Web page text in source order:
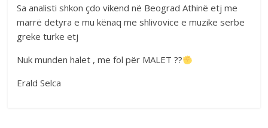
Sa analisti shkon çdo vikend në Beograd Athinë etj me
marrë detyra e mu kënaq me shlivovice e muzike serbe
greke turke etj
Nuk munden halet , me fol për MALET ??
Erald Selca